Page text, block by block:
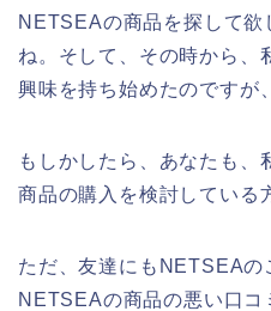
NETSEAの商品を探して欲
ね。そして、その時から、
興味を持ち始めたのですが
もしかしたら、あなたも
商品の購入を検討している
ただ、友達にもNETSEAの
NETSEAの商品の悪い口コ